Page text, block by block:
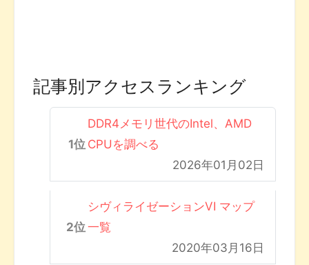
記事別アクセスランキング
DDR4メモリ世代のIntel、AMD
CPUを調べる
2026年01月02日
シヴィライゼーションVI マップ
一覧
2020年03月16日